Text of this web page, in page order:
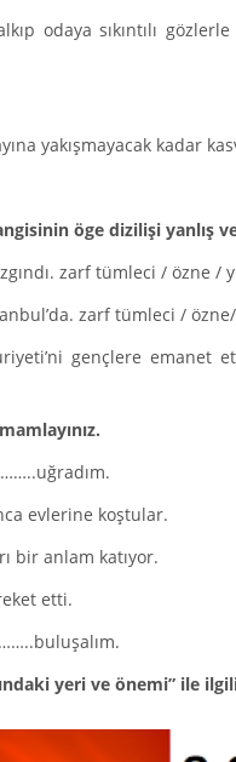
odaya sıkıntılı
yakışmayacak kadar
öge dizilişi yanlış
zarf tümleci / özne /
zarf tümleci / özne/
gençlere emanet
evlerine koştular.
bir anlam katıyor.
etti.
yeri ve önemi” ile ilgili